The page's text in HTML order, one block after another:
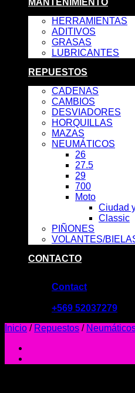
MANTENIMIENTO
HERRAMIENTAS
ADITIVOS
GRASAS
LUBRICANTES
REPUESTOS
CADENAS
CAMBIOS
DESVIADORES
HORQUILLAS
MAZAS
NEUMÁTICOS
26
27.5
29
700
Moto
Ciudad
Classic
PIÑONES
VOLANTES/
CONTACTO
Contact
+569 52037279
Inicio / Repuestos /